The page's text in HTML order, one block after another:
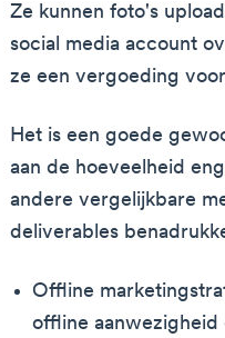
Ze kunnen foto's
social media account
ze een vergoeding
Het is een goede
aan de hoeveelheid
andere vergelijkbare
deliverables
Offline
offline aanwezigheid